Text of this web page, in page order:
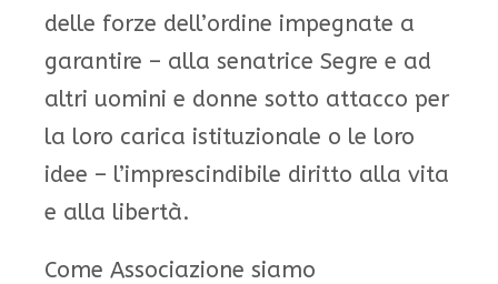
delle forze dell’ordine impegnate a
garantire – alla senatrice Segre e ad
altri uomini e donne sotto attacco per
la loro carica istituzionale o le loro
idee – l’imprescindibile diritto alla vita
e alla libertà.
Come Associazione siamo